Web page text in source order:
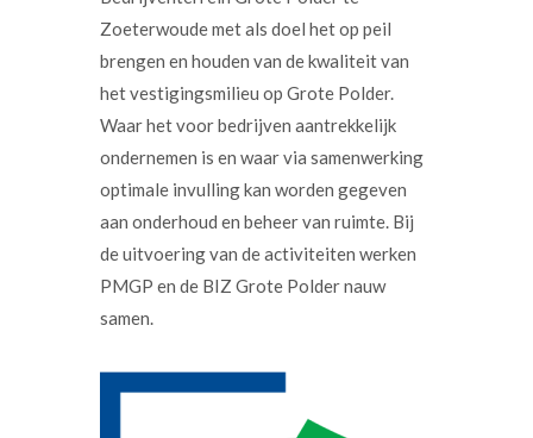
Zoeterwoude met als doel het op peil
brengen en houden van de kwaliteit van
het vestigingsmilieu op Grote Polder.
Waar het voor bedrijven aantrekkelijk
ondernemen is en waar via samenwerking
optimale invulling kan worden gegeven
aan onderhoud en beheer van ruimte. Bij
de uitvoering van de activiteiten werken
PMGP en de BIZ Grote Polder nauw
samen.